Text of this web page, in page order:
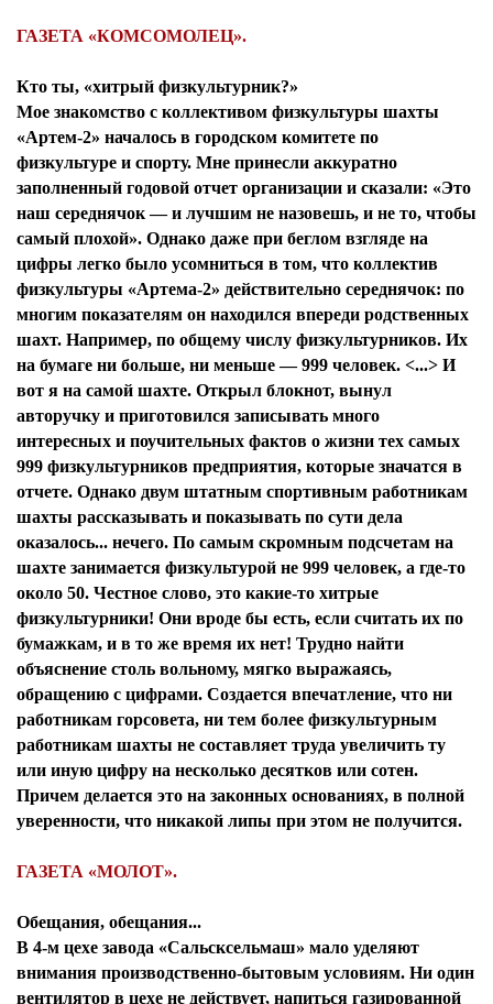
ГАЗЕТА «КОМСОМОЛЕЦ».
Кто ты, «хитрый физкультурник?»
Мое знакомство с коллективом физкультуры шахты
«Артем-2» началось в городском комитете по
физкультуре и спорту. Мне принесли аккуратно
заполненный годовой отчет организации и сказали: «Это
наш середнячок — и лучшим не назовешь, и не то, чтобы
самый плохой». Однако даже при беглом взгляде на
цифры легко было усомниться в том, что коллектив
физкультуры «Артема-2» действительно середнячок: по
многим показателям он находился впереди родственных
шахт. Например, по общему числу физкультурников. Их
на бумаге ни больше, ни меньше — 999 человек. <...> И
вот я на самой шахте. Открыл блокнот, вынул
авторучку и приготовился записывать много
интересных и поучительных фактов о жизни тех самых
999 физкультурников предприятия, которые значатся в
отчете. Однако двум штатным спортивным работникам
шахты рассказывать и показывать по сути дела
оказалось... нечего. По самым скромным подсчетам на
шахте занимается физкультурой не 999 человек, а где-то
около 50. Честное слово, это какие-то хитрые
физкультурники! Они вроде бы есть, если считать их по
бумажкам, и в то же время их нет! Трудно найти
объяснение столь вольному, мягко выражаясь,
обращению с цифрами. Создается впечатление, что ни
работникам горсовета, ни тем более физкультурным
работникам шахты не составляет труда увеличить ту
или иную цифру на несколько десятков или сотен.
Причем делается это на законных основаниях, в полной
уверенности, что никакой липы при этом не получится.
ГАЗЕТА «МОЛОТ».
Обещания, обещания...
В 4-м цехе завода «Сальсксельмаш» мало уделяют
внимания производственно-бытовым условиям. Ни один
вентилятор в цехе не действует, напиться газированной